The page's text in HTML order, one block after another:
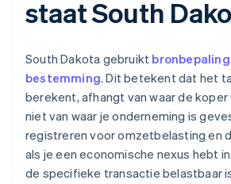
staat South
South Dakota gebruikt
bestemming. Dit betekent dat het
berekent, afhangt van waar de koper
niet van waar je onderneming is
registreren voor omzetbelasting en
als je een economische nexus hebt
de specifieke transactie belastbaar